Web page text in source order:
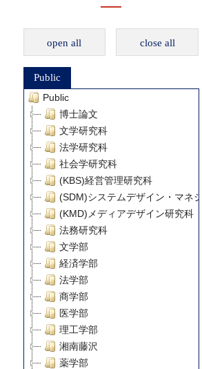
open all close all
Public
Public
博士論文
文学研究科
法学研究科
社会学研究科
(KBS)経営管理研究科
(SDM)システムデザイン・マネ
(KMD)メディアデザイン研究科
法務研究科
文学部
経済学部
法学部
商学部
医学部
理工学部
湘南藤沢
薬学部